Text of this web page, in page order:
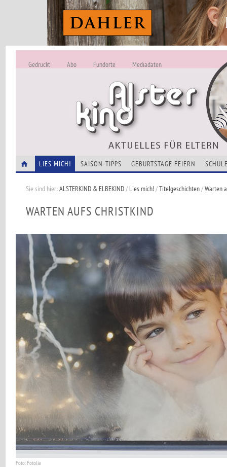
ALSTERKIND -
Alles Neu
Gedruckt Abo Fundorte Mediadaten
LIES MICH! SAISON-TIPPS GEBURTSTAGE FEIERN
Sie sind hier:ALSTERKIND & ELBEKIND/Lies mich!/Titelgeschichten/Warten
WARTEN AUFS CHRISTKIND
Foto: Fotolia